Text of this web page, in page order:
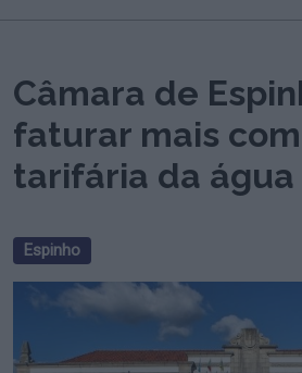
Câmara de
faturar mais
tarifária da água
Espinho